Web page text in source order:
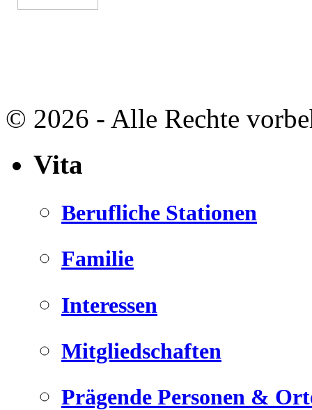
© 2026 - Alle Rechte
Vita
Berufliche Stationen
Familie
Interessen
Mitgliedschaften
Prägende Personen &